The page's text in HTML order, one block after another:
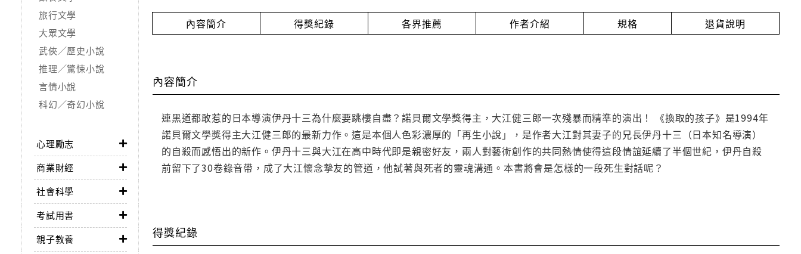
旅行文學
大眾文學
武俠／歷史小說
推理／驚悚小說
言情小說
科幻／奇幻小說
心理勵志
商業財經
社會科學
考試用書
親子教養
內容簡介 得獎紀錄 各界推薦 作者介紹 規格 退貨說明
內容簡介
連黑道都敢惹的日本導演伊丹十三為什麼要跳樓自盡？諾貝爾文學獎得主，大江健三郎一次殘暴而精準的演出！ 《換取的孩子》是1994年
諾貝爾文學獎得主大江健三郎的最新力作。這是本個人色彩濃厚的「再生小說」，是作者大江對其妻子的兄長伊丹十三（日本知名導演）
的自殺而感悟出的新作。伊丹十三與大江在高中時代即是親密好友，兩人對藝術創作的共同熱情使得這段情誼延續了半個世紀，伊丹自殺
前留下了30卷錄音帶，成了大江懷念摯友的管道，他試著與死者的靈魂溝通。本書將會是怎樣的一段死生對話呢？
得獎紀錄